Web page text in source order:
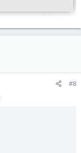
#8